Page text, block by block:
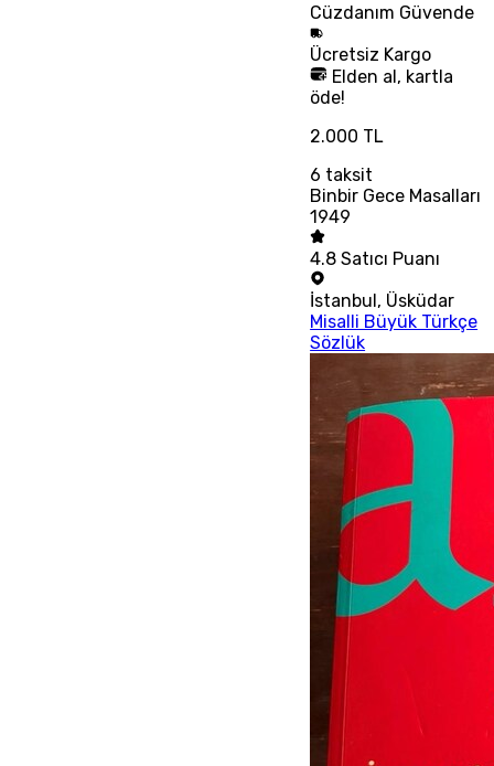
Cüzdanım Güvende
Ücretsiz Kargo
Elden al, kartla
öde!
2.000 TL
6 taksit
Binbir Gece Masalları
1949
4.8 Satıcı Puanı
İstanbul, Üsküdar
Misalli Büyük Türkçe
Sözlük